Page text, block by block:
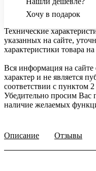
Хочу в подарок
Технические
указанных на сайте,
характеристики товара
Вся информация на сайте
характер и не является
соответствии с пунктом
Убедительно просим Вас
наличие желаемых
Описание Отзывы